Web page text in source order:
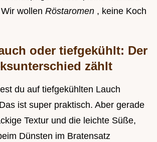
wollen Röstaromen , keine Koch
oder tiefgekühlt: Der
zählt
du auf tiefgekühlten Lauch
ist super praktisch. Aber gerade
Textur und die leichte Süße,
Dünsten im Bratensatz